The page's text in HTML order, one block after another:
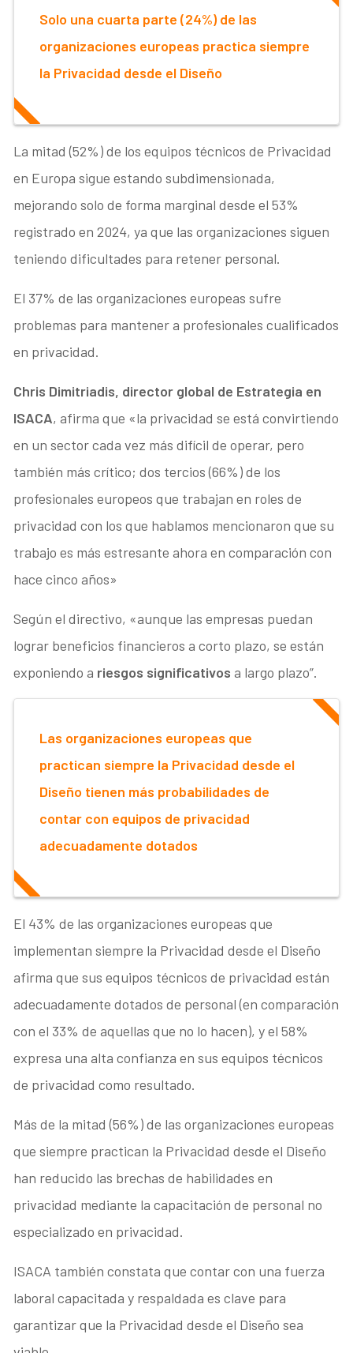
Solo una cuarta parte (24%) de las
organizaciones europeas practica siempre
la Privacidad desde el Diseño
La mitad (52%) de los equipos técnicos de Privacidad
en Europa sigue estando subdimensionada,
mejorando solo de forma marginal desde el 53%
registrado en 2024, ya que las organizaciones siguen
teniendo dificultades para retener personal.
El 37% de las organizaciones europeas sufre
problemas para mantener a profesionales cualificados
en privacidad.
Chris Dimitriadis, director global de Estrategia en
ISACA, afirma que «la privacidad se está convirtiendo
en un sector cada vez más difícil de operar, pero
también más crítico; dos tercios (66%) de los
profesionales europeos que trabajan en roles de
privacidad con los que hablamos mencionaron que su
trabajo es más estresante ahora en comparación con
hace cinco años»
Según el directivo, «aunque las empresas puedan
lograr beneficios financieros a corto plazo, se están
exponiendo a riesgos significativos a largo plazo”.
Las organizaciones europeas que
practican siempre la Privacidad desde el
Diseño tienen más probabilidades de
contar con equipos de privacidad
adecuadamente dotados
El 43% de las organizaciones europeas que
implementan siempre la Privacidad desde el Diseño
afirma que sus equipos técnicos de privacidad están
adecuadamente dotados de personal (en comparación
con el 33% de aquellas que no lo hacen), y el 58%
expresa una alta confianza en sus equipos técnicos
de privacidad como resultado.
Más de la mitad (56%) de las organizaciones europeas
que siempre practican la Privacidad desde el Diseño
han reducido las brechas de habilidades en
privacidad mediante la capacitación de personal no
especializado en privacidad.
ISACA también constata que contar con una fuerza
laboral capacitada y respaldada es clave para
garantizar que la Privacidad desde el Diseño sea